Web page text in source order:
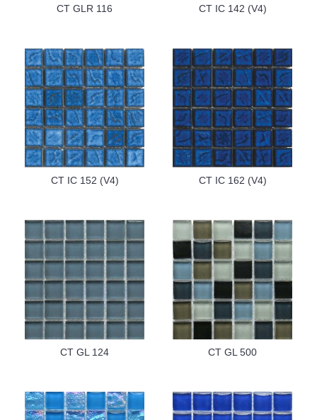
CT GLR 116 CT IC 142 (V4)
CT IC 152 (V4) CT IC 162 (V4)
CT GL 124 CT GL 500